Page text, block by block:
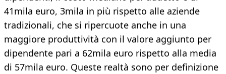
41mila euro, 3mila in più rispetto alle aziende
tradizionali, che si ripercuote anche in una
maggiore produttività con il valore aggiunto per
dipendente pari a 62mila euro rispetto alla media
di 57mila euro. Queste realtà sono per definizione